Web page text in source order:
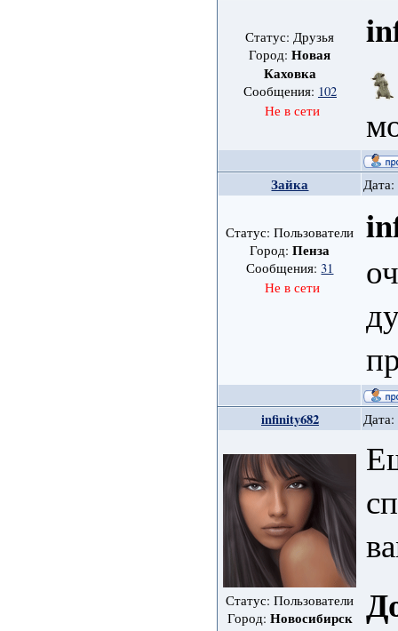
Статус: Друзья
Город:Новая
Каховка
Сообщения: 102
Не в сети
Зайка Дата:
Статус: Пользователи
Город:Пенза
Сообщения:31
Не в сети
infinity682 Дата:
Статус: Пользователи
Город: Новосибирск